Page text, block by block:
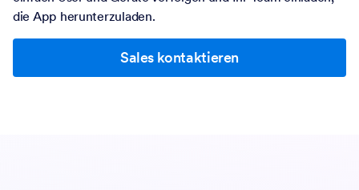
die App herunterzuladen.
Sales kontaktieren